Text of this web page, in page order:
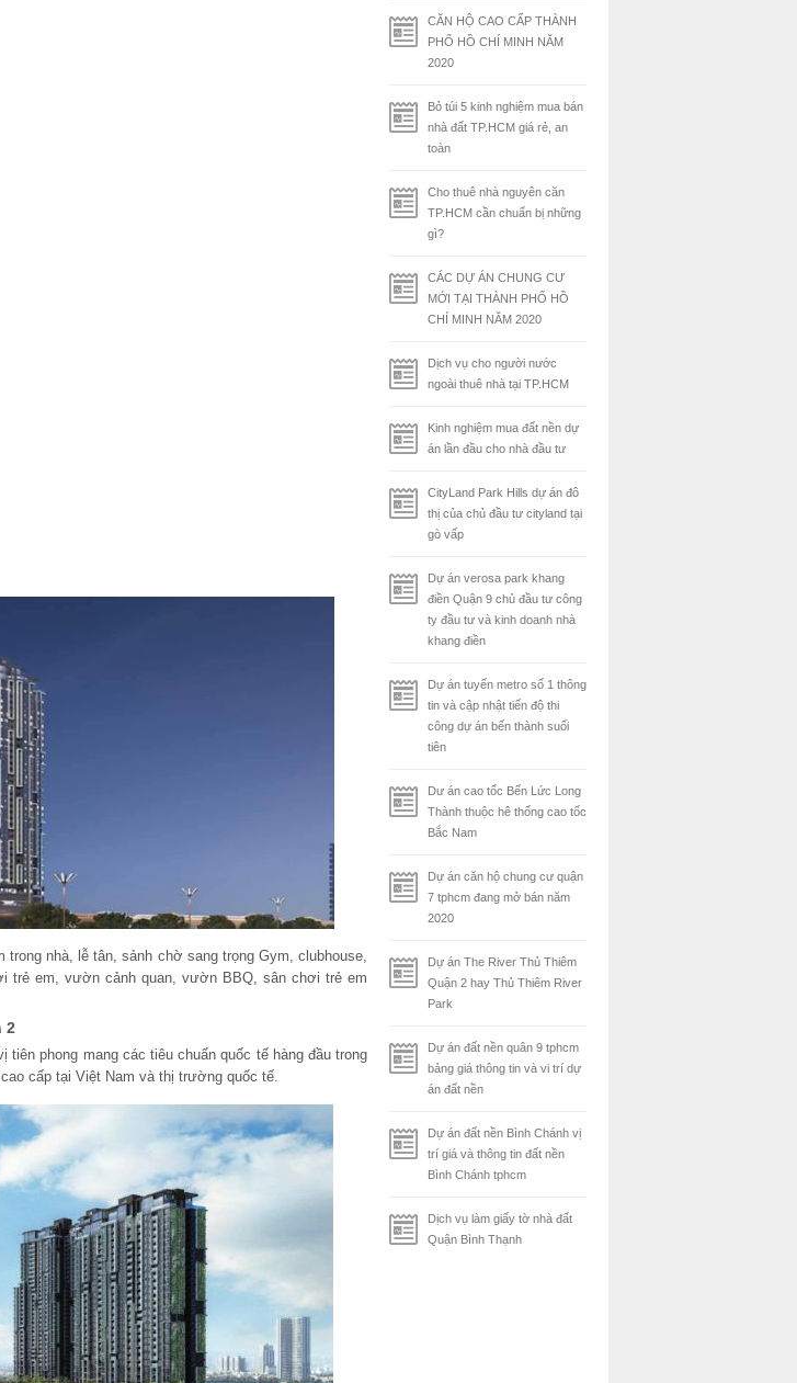
trong nhà, lễ tân, sảnh chờ sang trọng Gym, clubhouse,
trẻ em, vườn cảnh quan, vườn BBQ, sân chơi trẻ em
2
tiên phong mang các tiêu chuẩn quốc tế hàng đầu trong
cấp tại Việt Nam và thị trường quốc tế.
CĂN HỘ CAO CẤP THÀNH
PHỐ HỒ CHÍ MINH NĂM
2020
Bỏ túi 5 kinh nghiệm mua bán
nhà đất TP.HCM giá rẻ, an
toàn
Cho thuê nhà nguyên căn
TP.HCM cần chuẩn bị những
gì?
CÁC DỰ ÁN CHUNG CƯ
MỚI TẠI THÀNH PHỐ HỒ
CHÍ MINH NĂM 2020
Dịch vụ cho người nước
ngoài thuê nhà tại TP.HCM
Kinh nghiệm mua đất nền dự
án lần đầu cho nhà đầu tư
CityLand Park Hills dự án đô
thị của chủ đầu tư cityland tại
gò vấp
Dự án verosa park khang
điền Quận 9 chủ đầu tư công
ty đầu tư và kinh doanh nhà
khang điền
Dự án tuyến metro số 1 thông
tin và cập nhật tiến độ thi
công dự án bến thành suối
tiên
Dư án cao tốc Bến Lức Long
Thành thuộc hê thống cao tốc
Bắc Nam
Dự án căn hộ chung cư quận
7 tphcm đang mở bán năm
2020
Dự án The River Thủ Thiêm
Quận 2 hay Thủ Thiêm River
Park
Dự án đất nền quân 9 tphcm
bảng giá thông tin và vi trí dự
án đất nền
Dự án đất nền Bình Chánh vị
trí giá và thông tin đất nền
Bình Chánh tphcm
Dịch vụ làm giấy tờ nhà đất
Quận Bình Thạnh